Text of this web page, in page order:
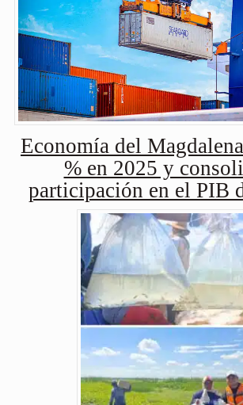
Economía del
% en 2025 y
participación en el PIB